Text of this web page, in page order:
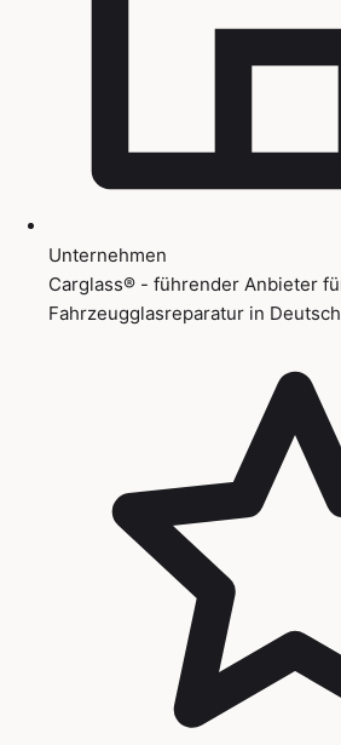
Unternehmen
Carglass® - führender Anbieter
Fahrzeugglasreparatur in